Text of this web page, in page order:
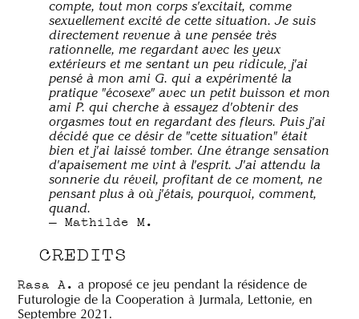
compte, tout mon corps s'excitait, comme
sexuellement excité de cette situation. Je suis
directement revenue à une pensée très
rationnelle, me regardant avec les yeux
extérieurs et me sentant un peu ridicule, j'ai
pensé à mon ami G. qui a expérimenté la
pratique "écosexe" avec un petit buisson et mon
ami P. qui cherche à essayez d'obtenir des
orgasmes tout en regardant des fleurs. Puis j'ai
décidé que ce désir de "cette situation" était
bien et j'ai laissé tomber. Une étrange sensation
d'apaisement me vint à l'esprit. J'ai attendu la
sonnerie du réveil, profitant de ce moment, ne
pensant plus à où j'étais, pourquoi, comment,
quand.
Mathilde M.
CREDITS
Rasa A. a proposé ce jeu pendant la résidence de
Futurologie de la Cooperation à Jurmala, Lettonie, en
Septembre 2021.